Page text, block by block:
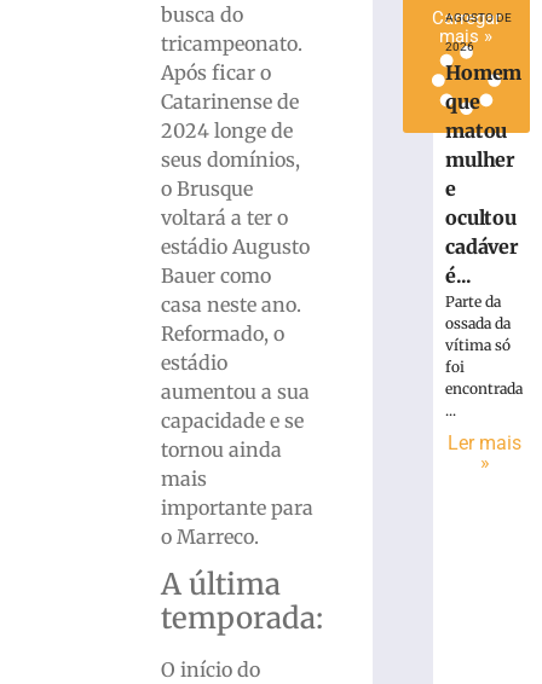
busca do
tricampeonato.
Após ficar o
Catarinense de
2024 longe de
seus domínios,
o Brusque
voltará a ter o
estádio Augusto
Bauer como
casa neste ano.
Reformado, o
estádio
aumentou a sua
capacidade e se
tornou ainda
mais
importante para
o Marreco.
A última
temporada:
O início do
Carregar
mais »
AGOSTO DE
2026
Homem
que
matou
mulher
e
ocultou
cadáver
é...
Parte da
ossada da
vítima só
foi
encontrada
...
Ler mais
»